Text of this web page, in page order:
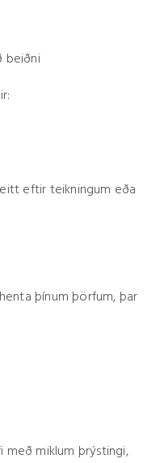
beiðni
eftir teikningum eða
þínum þörfum, þar
miklum þrýstingi,